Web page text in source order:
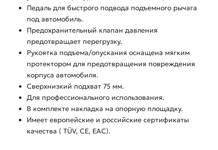
Педаль для быстрого подвода подъемного рычага
под автомобиль.
Предохранительный клапан давления
предотвращает перегрузку.
Рукоятка подъема/опускания оснащена мягким
протектором для предотвращения повреждения
корпуса автомобиля.
Сверхнизкий подхват 75 мм.
Для профессионального использования.
В комплекте накладка на опорную площадку.
Имеет европейские и российские сертификаты
качества ( TÜV, CE, EAC).